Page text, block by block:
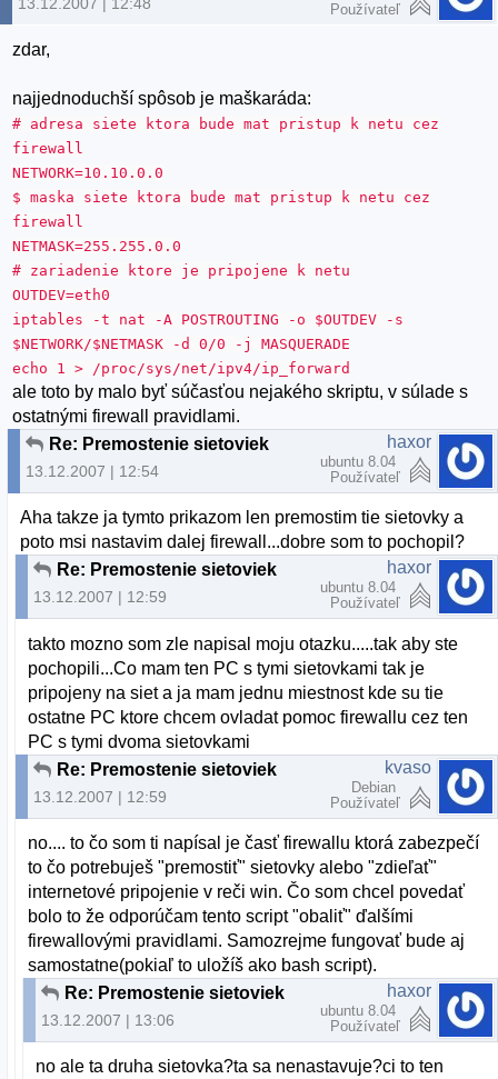
Používateľ
zdar,
najjednoduchší spôsob je maškaráda:
# adresa siete ktora bude mat pristup k netu cez
firewall
NETWORK=10.10.0.0
$ maska siete ktora bude mat pristup k netu cez
firewall
NETMASK=255.255.0.0
# zariadenie ktore je pripojene k netu
OUTDEV=eth0
iptables -t nat -A POSTROUTING -o $OUTDEV -s
$NETWORK/$NETMASK -d 0/0 -j MASQUERADE
echo 1 > /proc/sys/net/ipv4/ip_forward
ale toto by malo byť súčasťou nejakého skriptu, v súlade s
ostatnými firewall pravidlami.
Re: Premostenie sietoviek
13.12.2007 | 12:54
haxor
ubuntu 8.04
Používateľ
Aha takze ja tymto prikazom len premostim tie sietovky a
poto msi nastavim dalej firewall...dobre som to pochopil?
Re: Premostenie sietoviek
13.12.2007 | 12:59
haxor
ubuntu 8.04
Používateľ
takto mozno som zle napisal moju otazku.....tak aby ste
pochopili...Co mam ten PC s tymi sietovkami tak je
pripojeny na siet a ja mam jednu miestnost kde su tie
ostatne PC ktore chcem ovladat pomoc firewallu cez ten
PC s tymi dvoma sietovkami
Re: Premostenie sietoviek
13.12.2007 | 12:59
kvaso
Debian
Používateľ
no.... to čo som ti napísal je časť firewallu ktorá zabezpečí
to čo potrebuješ "premostiť" sietovky alebo "zdieľať"
internetové pripojenie v reči win. Čo som chcel povedať
bolo to že odporúčam tento script "obaliť" ďalšími
firewallovými pravidlami. Samozrejme fungovať bude aj
samostatne(pokiaľ to uložíš ako bash script).
Re: Premostenie sietoviek
13.12.2007 | 13:06
haxor
ubuntu 8.04
Používateľ
no ale ta druha sietovka?ta sa nenastavuje?ci to ten